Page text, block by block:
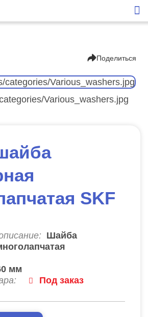
Поделиться
SKF
Шайба
мм
Под заказ